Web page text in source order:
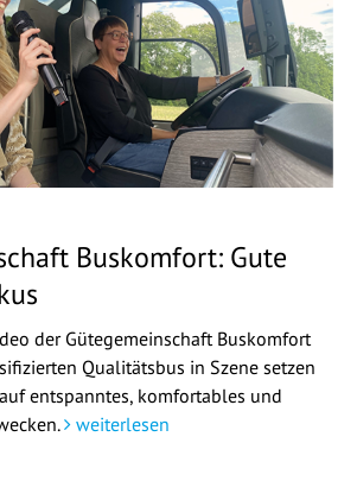
Buskomfort: Gute
der Gütegemeinschaft Buskomfort
Qualitätsbus in Szene setzen
entspanntes, komfortables und
weiterlesen